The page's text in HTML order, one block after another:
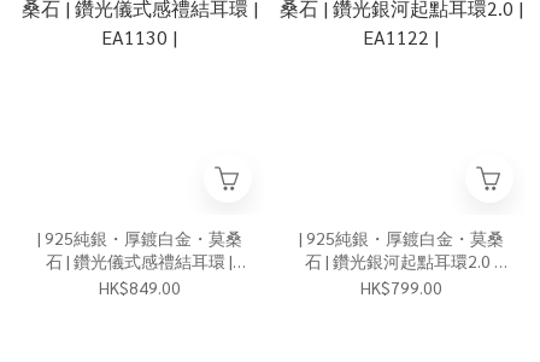
| 925純銀・厚鍍白金・莫桑
石 | 鑽光儀式感禮結耳環 |
EA1130 |
HK$849.00
| 925純銀・厚鍍白金・莫桑
石 | 鑽光銀河起點耳環2.0 |
EA1122 |
HK$799.00